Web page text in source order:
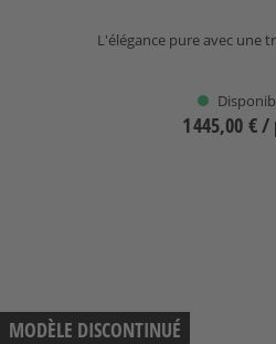
L'élégance pure avec une
1 445,00 €/
MODÈLE DISCONTINUÉ